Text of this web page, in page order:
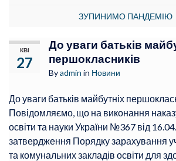
ЗУПИНИМО ПАНДЕМІЮ
КВІ
27
До уваги батьків
першокласників
Byadmin in Новини
До уваги батьків майбутніх
Повідомляємо, що на виконання
освіти та науки України №367 від
затвердження Порядку зарахування
та комунальних закладів освіти для